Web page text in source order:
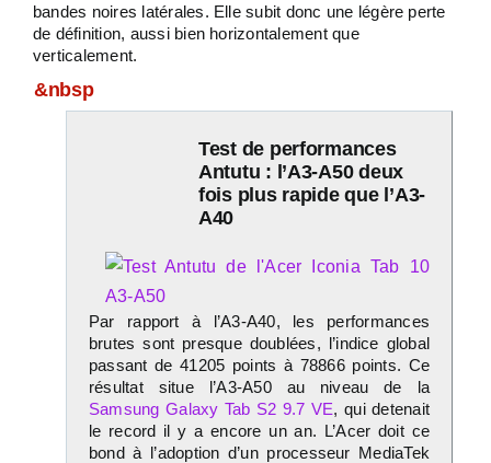
bandes noires latérales. Elle subit donc une légère perte
de définition, aussi bien horizontalement que
verticalement.
&nbsp
Test de performances
Antutu : l’A3-A50 deux
fois plus rapide que l’A3-
A40
Par rapport à l’A3-A40, les performances
brutes sont presque doublées, l’indice global
passant de 41205 points à 78866 points. Ce
résultat situe l’A3-A50 au niveau de la
Samsung Galaxy Tab S2 9.7 VE, qui detenait
le record il y a encore un an. L’Acer doit ce
bond à l’adoption d’un processeur MediaTek